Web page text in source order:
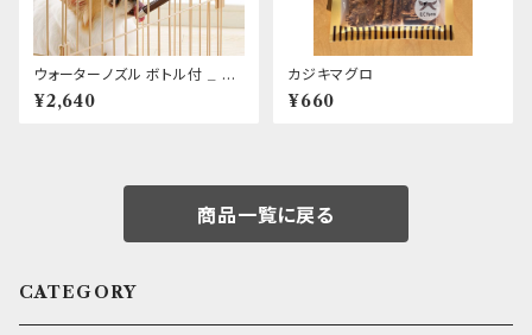
ウォーターノズル ボトル付 _ Ri
chell
¥2,640
カジキマグロ
¥660
商品一覧に戻る
CATEGORY